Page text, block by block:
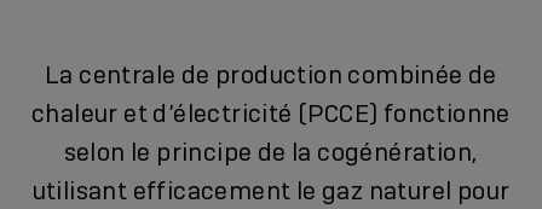
La centrale de production combinée de
chaleur et d’électricité (PCCE) fonctionne
selon le principe de la cogénération,
utilisant efficacement le gaz naturel pour